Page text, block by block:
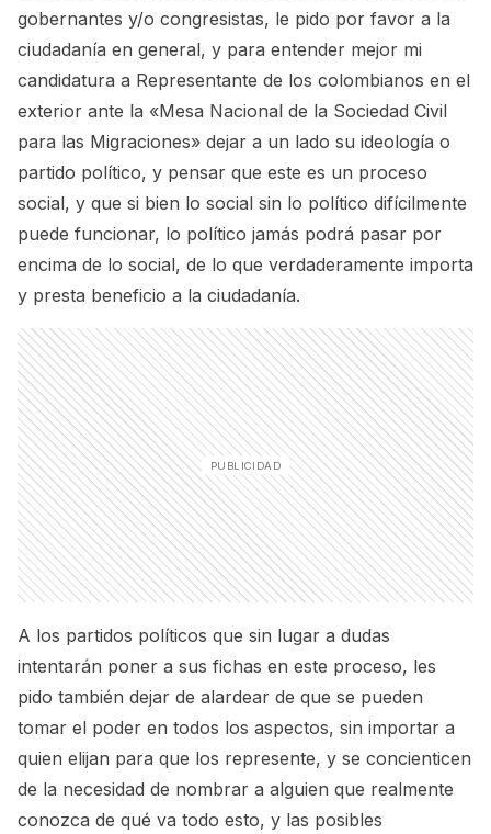
gobernantes y/o congresistas, le pido por favor a la
ciudadanía en general, y para entender mejor mi
candidatura a Representante de los colombianos en el
exterior ante la «Mesa Nacional de la Sociedad Civil
para las Migraciones» dejar a un lado su ideología o
partido político, y pensar que este es un proceso
social, y que si bien lo social sin lo político difícilmente
puede funcionar, lo político jamás podrá pasar por
encima de lo social, de lo que verdaderamente importa
y presta beneficio a la ciudadanía.
A los partidos políticos que sin lugar a dudas
intentarán poner a sus fichas en este proceso, les
pido también dejar de alardear de que se pueden
tomar el poder en todos los aspectos, sin importar a
quien elijan para que los represente, y se concienticen
de la necesidad de nombrar a alguien que realmente
conozca de qué va todo esto, y las posibles